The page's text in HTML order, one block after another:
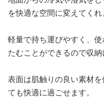
を快適な空間に変えてくれ
軽量で持ち運びやすく、
たむことができるので収納
表面は肌触りの良い素材
ても快適に過ごせます。